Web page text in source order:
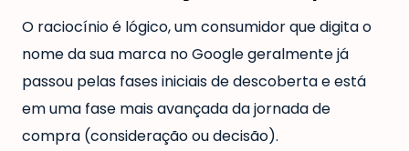
O raciocínio é lógico, um consumidor que digita o
nome da sua marca no Google geralmente já
passou pelas fases iniciais de descoberta e está
em uma fase mais avançada da jornada de
compra (consideração ou decisão).